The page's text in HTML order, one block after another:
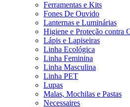
Ferramentas e Kits
Fones De Ouvido
Lanternas e Luminárias
Higiene e Proteção contra
Lápis e Lapiseiras
Linha Ecológica
Linha Feminina
Linha Masculina
Linha PET
Lupas
Malas, Mochilas e Pastas
Necessaires